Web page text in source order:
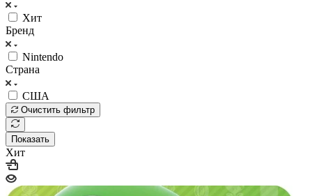
Хит
Бренд
Nintendo
Страна
США
Очистить фильтр
Показать
Хит